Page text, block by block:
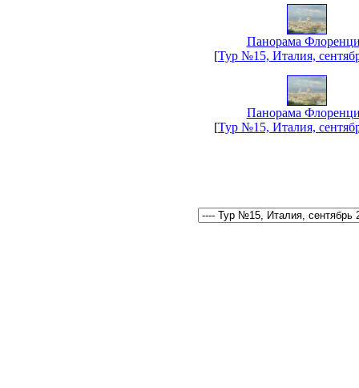
Панорама
[Тур №15, Италия,
Панорама
[Тур №15, Италия,